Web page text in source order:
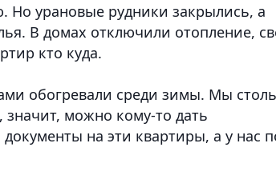
Но урановые рудники закрылись, а
В домах отключили отопление,
кто куда.
обогревали среди зимы. Мы
можно кому-то дать
на эти квартиры, а у нас